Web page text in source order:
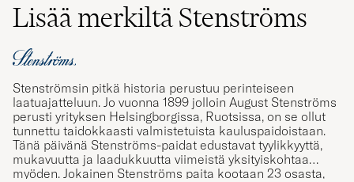
Lisää merkiltä Stenströms
Stenströmsin pitkä historia perustuu perinteiseen
laatuajatteluun. Jo vuonna 1899 jolloin August Stenströms
perusti yrityksen Helsingborgissa, Ruotsissa, on se ollut
tunnettu taidokkaasti valmistetuista kauluspaidoistaan.
Tänä päivänä Stenströms-paidat edustavat tyylikkyyttä,
mukavuutta ja laadukkuutta viimeistä yksityiskohtaa
myöden. Jokainen Stenströms paita kootaan 23 osasta,